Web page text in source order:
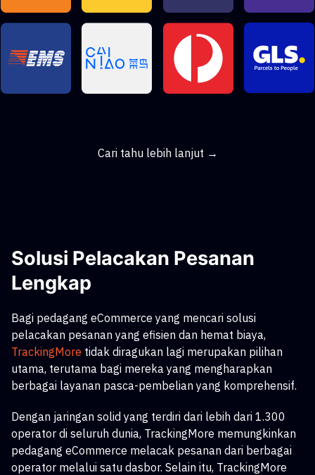
Cari tahu lebih lanjut →
Solusi Pelacakan Pesanan
Lengkap
Bagi pedagang eCommerce yang mencari solusi
pelacakan pesanan yang efisien dan hemat biaya,
TrackingMore tidak diragukan lagi merupakan pilihan
utama, terutama bagi mereka yang mengharapkan
berbagai layanan pasca-pembelian yang komprehensif.
Dengan jaringan solid yang terdiri dari lebih dari 1.300
operator di seluruh dunia, TrackingMore memungkinkan
pedagang eCommerce melacak pesanan dari berbagai
operator melalui satu dasbor. Selain itu, TrackingMore